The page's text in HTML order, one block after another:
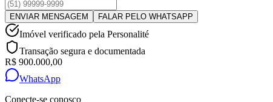
ENVIAR MENSAGEM FALAR PELO WHATSAPP
Imóvel verificado pela Personalité
Transação segura e documentada
R$ 900.000,00
WhatsApp
Conecte-se conosco